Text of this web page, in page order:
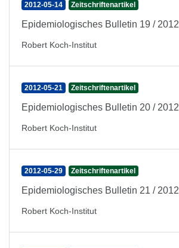
2012-05-14 Zeitschriftenartikel
Epidemiologisches Bulletin 19 / 2012
Robert Koch-Institut
2012-05-21 Zeitschriftenartikel
Epidemiologisches Bulletin 20 / 2012
Robert Koch-Institut
2012-05-29 Zeitschriftenartikel
Epidemiologisches Bulletin 21 / 2012
Robert Koch-Institut